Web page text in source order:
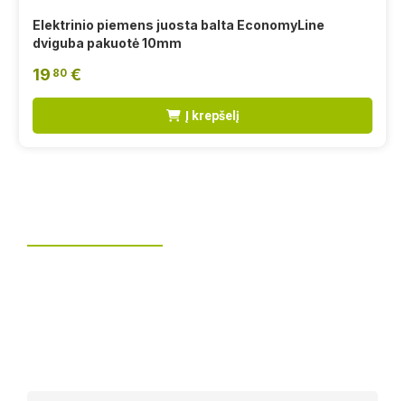
Elektrinio piemens juosta balta EconomyLine
dviguba pakuotė 10mm
19 80 €
Į krepšelį